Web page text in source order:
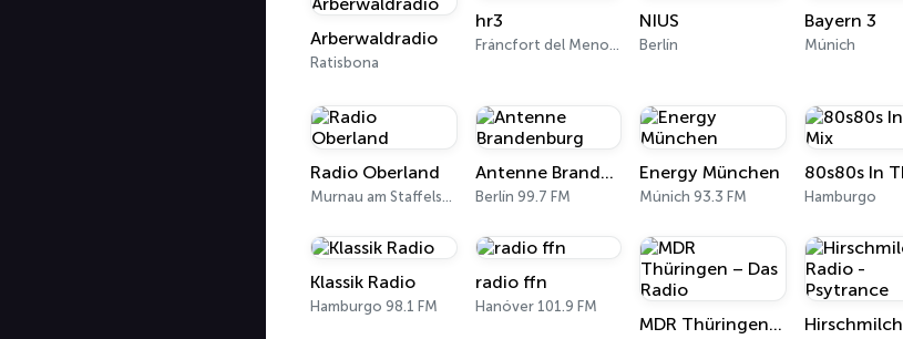
Arberwaldradio
Ratisbona
hr3
Fráncfort del Meno 89.3 FM
NIUS
Berlín
Bayern 3
Múnich
Radio Oberland
Murnau am Staffelsee 97.5 FM
Antenne Brandenburg
Berlín 99.7 FM
Energy München
Múnich 93.3 FM Hamburgo
Klassik Radio
Hamburgo 98.1 FM
radio ffn
Hanóver 101.9 FM
MDR Thüringen – Das Radio